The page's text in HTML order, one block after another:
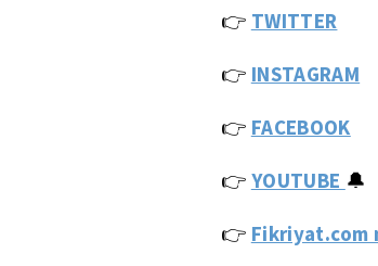
👉 TWITTER
👉 INSTAGRAM
👉 FACEBOOK
👉 YOUTUBE 🔔
👉 Fikriyat.com